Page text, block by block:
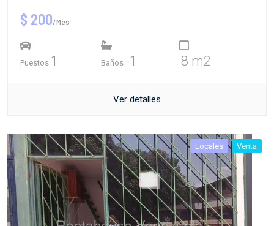
$ 200/Mes
Puestos 1 Baños -1 8 m2
Ver detalles
Locales Venta